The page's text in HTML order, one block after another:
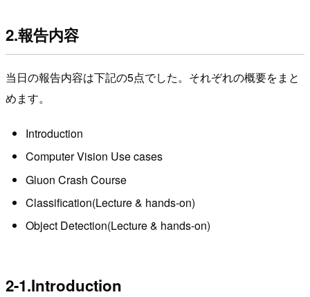
2.報告内容
当日の報告内容は下記の5点でした。それぞれの概要をまと
めます。
Introduction
Computer Vision Use cases
Gluon Crash Course
Classification(Lecture & hands-on)
Object Detection(Lecture & hands-on)
2-1.Introduction